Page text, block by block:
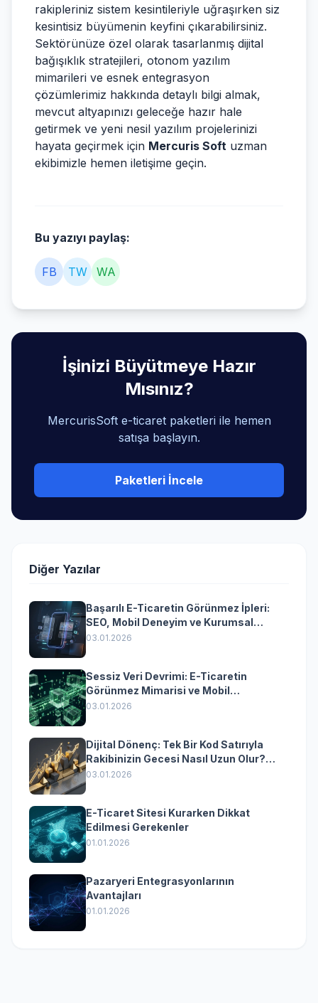
rakipleriniz sistem kesintileriyle uğraşırken siz
kesintisiz büyümenin keyfini çıkarabilirsiniz.
Sektörünüze özel olarak tasarlanmış dijital
bağışıklık stratejileri, otonom yazılım
mimarileri ve esnek entegrasyon
çözümlerimiz hakkında detaylı bilgi almak,
mevcut altyapınızı geleceğe hazır hale
getirmek ve yeni nesil yazılım projelerinizi
hayata geçirmek için Mercuris Soft uzman
ekibimizle hemen iletişime geçin.
Bu yazıyı paylaş:
FB TW WA
İşinizi Büyütmeye Hazır
Mısınız?
MercurisSoft e-ticaret paketleri ile hemen
satışa başlayın.
Paketleri İncele
Diğer Yazılar
Başarılı E-Ticaretin Görünmez İpleri:
SEO, Mobil Deneyim ve Kurumsal
Yazılımın Kazandıran Senkronizasyonu
03.01.2026
Sessiz Veri Devrimi: E-Ticaretin
Görünmez Mimarisi ve Mobil
Dönüşümün Kurumsal Anahtarı
03.01.2026
Dijital Dönenç: Tek Bir Kod Satırıyla
Rakibinizin Gecesi Nasıl Uzun Olur?
(Kurumsal Yazılımın Güçlü Rolü)
03.01.2026
E-Ticaret Sitesi Kurarken Dikkat
Edilmesi Gerekenler
01.01.2026
Pazaryeri Entegrasyonlarının
Avantajları
01.01.2026